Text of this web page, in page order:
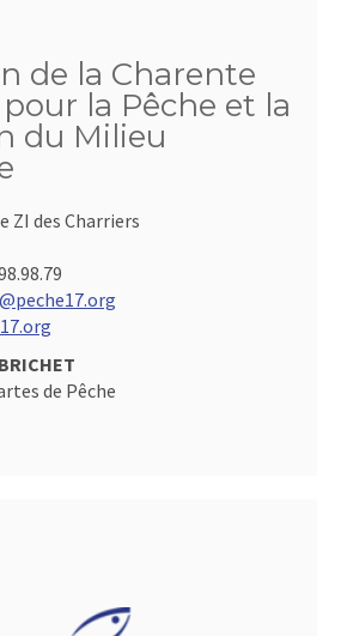
de la Charente
la Pêche et la
du Milieu
ZI des Charriers
de Pêche